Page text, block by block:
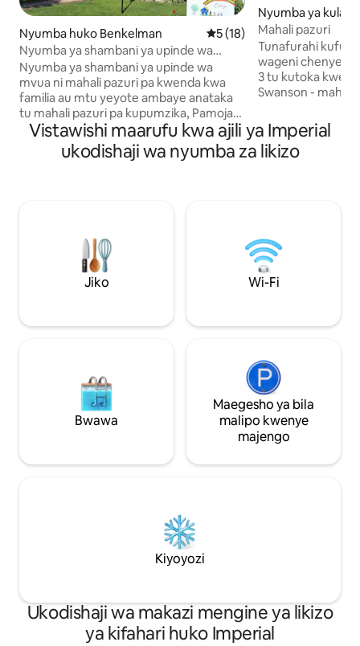
Nyumba huko Benkelman Ukadiriaji wa wastani wa 5
5 (18)
Nyumba ya shambani ya upinde wa
mvua
Nyumba ya shambani ya upinde wa
mvua ni mahali pazuri pa kwenda kwa
familia au mtu yeyote ambaye anataka
tu mahali pazuri pa kupumzika, Pamoja
na eneo kubwa lenye uzio katika eneo la
kuchezea lililofunikwa na nyasi kwa ajili ya
watoto au eneo la kupumzika na
televisheni 2 za kuchagua kutoka
kwenye moja iliyo na mfumo wa
michezo ya kubahatisha na kisanduku
cha kuchezea kwa ajili ya watoto.
mpya, vitanda vipya na vitu zaidi.
Nyumba ya kulala
o Trenton
Mahali pazuri
Tunafurahi
wageni chenye
3 tu kutoka
Swanson -
matembezi, au
anga ya Nebraska. Iwe uko hapa kwa
ya likizo ya
nafasi ya sehemu
ufurahie upande
🌅
Vistawishi maarufu kwa ajili ya Imperial
ukodishaji wa nyumba za likizo
Jiko Wi-Fi
Bwawa
Maegesho ya bila
malipo kwenye
majengo
Kiyoyozi
Ukodishaji wa makazi mengine ya likizo
ya kifahari huko Imperial